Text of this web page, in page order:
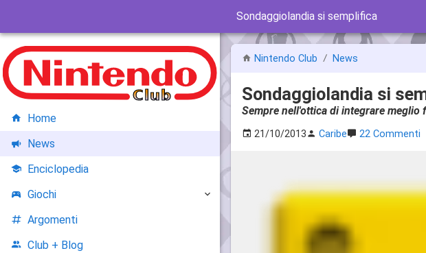
Sondaggiolandia si semplifica
Nintendo Club News
Sondaggiolandia si
Sempre nell'ottica di integrare
21/10/2013 Caribe 22 Commenti
Home
News
Enciclopedia
Giochi
Argomenti
Club + Blog